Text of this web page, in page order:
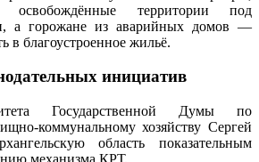
территории под
а горожане из аварийных домов —
в благоустроенное жильё.
инициатив
Государственной Думы по
коммунальному хозяйству Сергей
область показательным